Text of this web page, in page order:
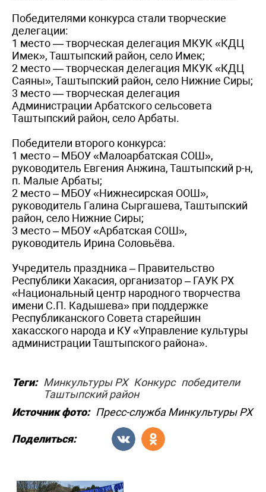
Победителями конкурса стали творческие
делегации:
1 место — творческая делегация МКУК «КДЦ
Имек», Таштыпский район, село Имек;
2 место — творческая делегация МКУК «КДЦ
Саяны», Таштыпский район, село Нижние Сиры;
3 место — творческая делегация
Администрации Арбатского сельсовета
Таштыпский район, село Арбаты.
Победители второго конкурса:
1 место – МБОУ «Малоарбатская СОШ»,
руководитель Евгения Анжина, Таштыпский р-н,
п. Малые Арбаты;
2 место – МБОУ «Нижнесирская ООШ»,
руководитель Галина Сыргашева, Таштыпский
район, село Нижние Сиры;
3 место – МБОУ «Арбатская СОШ»,
руководитель Ирина Соловьёва.
Учредитель праздника – Правительство
Республики Хакасия, организатор – ГАУК РХ
«Национальный центр народного творчества
имени С.П. Кадышева» при поддержке
Республиканского Совета старейшин
хакасского народа и КУ «Управление культуры
администрации Таштыпского района».
Теги: Минкультуры РХ Конкурс победители
Таштыпский район
Источник фото: Пресс-служба Минкультуры РХ
Поделиться: